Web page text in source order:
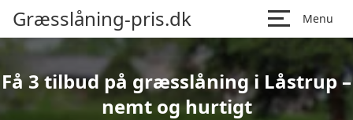
Græsslåning-pris.dk Menu
Få 3 tilbud på græsslåning i Låstrup –
nemt og hurtigt